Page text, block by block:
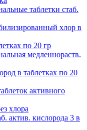
таблетки стаб.
хлор в
по 20 гр
медленнораств.
в таблетках по 20
активного
хлора
актив. кислорода 3 в